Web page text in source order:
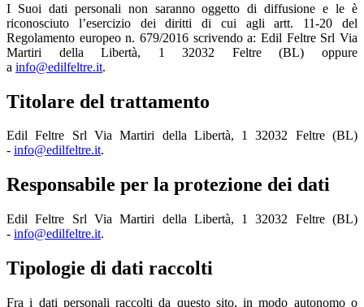
I Suoi dati personali non saranno oggetto di diffusione e le è
riconosciuto l’esercizio dei diritti di cui agli artt. 11-20 del
Regolamento europeo n. 679/2016 scrivendo a: Edil Feltre Srl Via
Martiri della Libertà, 1 32032 Feltre (BL) oppure
a info@edilfeltre.it.
Titolare del trattamento
Edil Feltre Srl Via Martiri della Libertà, 1 32032 Feltre (BL)
- info@edilfeltre.it.
Responsabile per la protezione dei dati
Edil Feltre Srl Via Martiri della Libertà, 1 32032 Feltre (BL)
- info@edilfeltre.it.
Tipologie di dati raccolti
Fra i dati personali raccolti da questo sito, in modo autonomo o